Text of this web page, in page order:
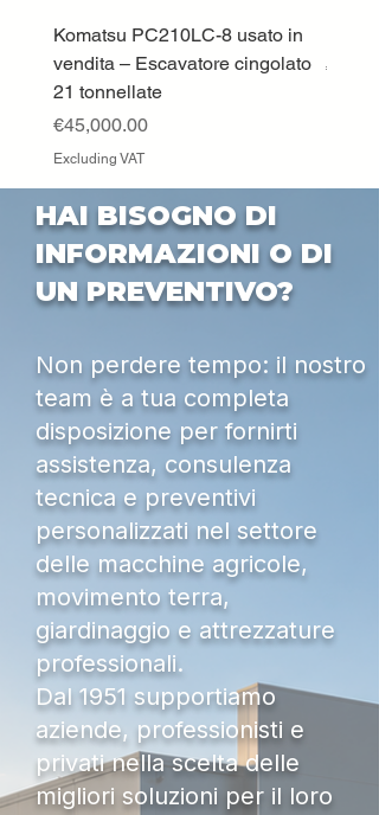
liquido (primer e smalto)
Komatsu PC210LC-8 usato in
vendita – Escavatore cingolato
21 tonnellate
Price
€45,000.00
Excluding VAT
Price
HAI BISOGNO DI
INFORMAZIONI O DI
UN PREVENTIVO?
Non perdere tempo: il nostro
team è a tua completa
disposizione per fornirti
assistenza, consulenza
tecnica e preventivi
personalizzati nel settore
delle macchine agricole,
movimento terra,
giardinaggio e attrezzature
professionali.
Dal 1951 supportiamo
aziende, professionisti e
privati nella scelta delle
migliori soluzioni per il loro